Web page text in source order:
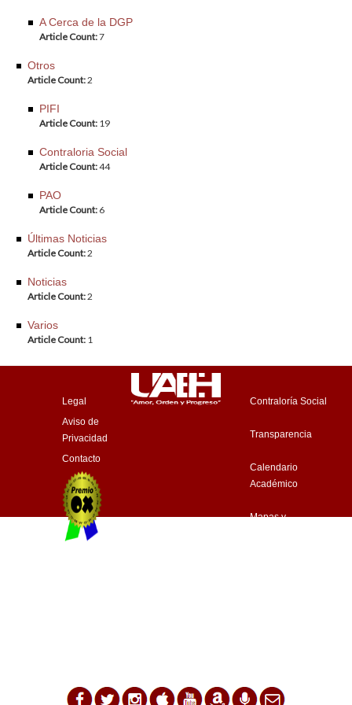
A Cerca de la DGP
Article Count:7
Otros
Article Count:2
PIFI
Article Count: 19
Contraloria Social
Article Count:44
PAO
Article Count: 6
Últimas Noticias
Article Count:2
Noticias
Article Count:2
Varios
Article Count: 1
Legal
Aviso de
Privacidad
Contacto
Contraloría Social
Transparencia
Calendario
Académico
Mapas y